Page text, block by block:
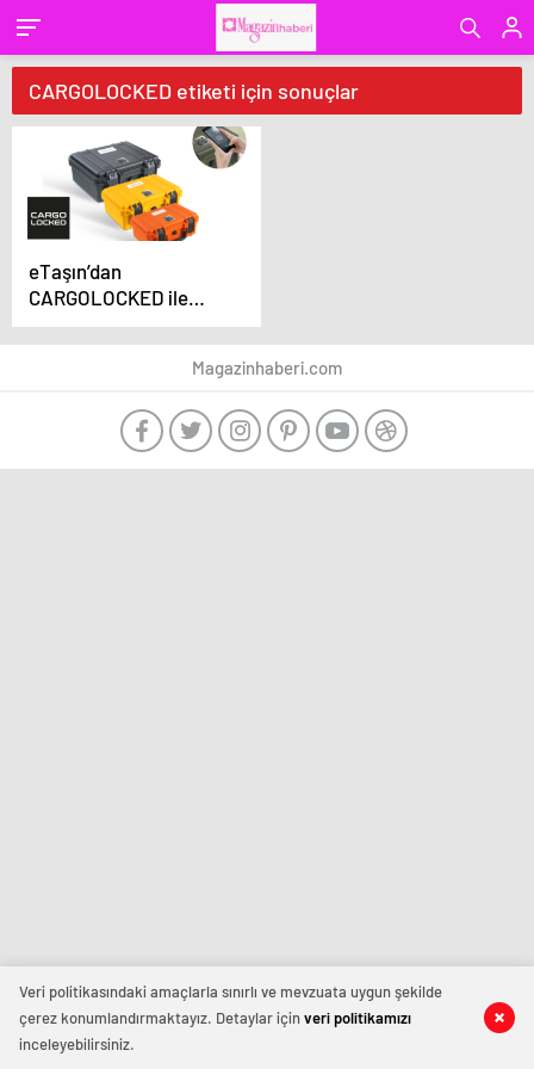
CARGOLOCKED etiketi için sonuçlar
eTaşın’dan
CARGOLOCKED ile
Devrim: Akıllı Kilitli
Taşıma Hizmeti!
Magazinhaberi.com
Veri politikasındaki amaçlarla sınırlı ve mevzuata uygun şekilde
çerez konumlandırmaktayız. Detaylar içinveri politikamızı
inceleyebilirsiniz.